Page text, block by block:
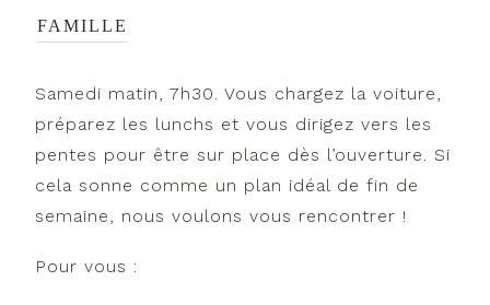
FAMILLE
Samedi matin, 7h30. Vous chargez la voiture,
préparez les lunchs et vous dirigez vers les
pentes pour être sur place dès l’ouverture. Si
cela sonne comme un plan idéal de fin de
semaine, nous voulons vous rencontrer !
Pour vous :